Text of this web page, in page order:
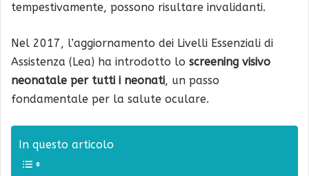
tempestivamente, possono risultare invalidanti.
Nel 2017, l’aggiornamento dei Livelli Essenziali di
Assistenza (Lea) ha introdotto lo screening visivo
neonatale per tutti i neonati, un passo
fondamentale per la salute oculare.
In questo articolo